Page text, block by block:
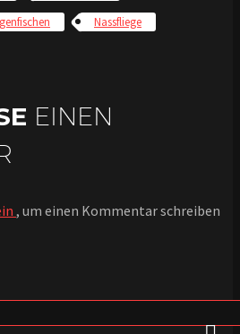
Nassfliege
EINEN
, um einen Kommentar schreiben